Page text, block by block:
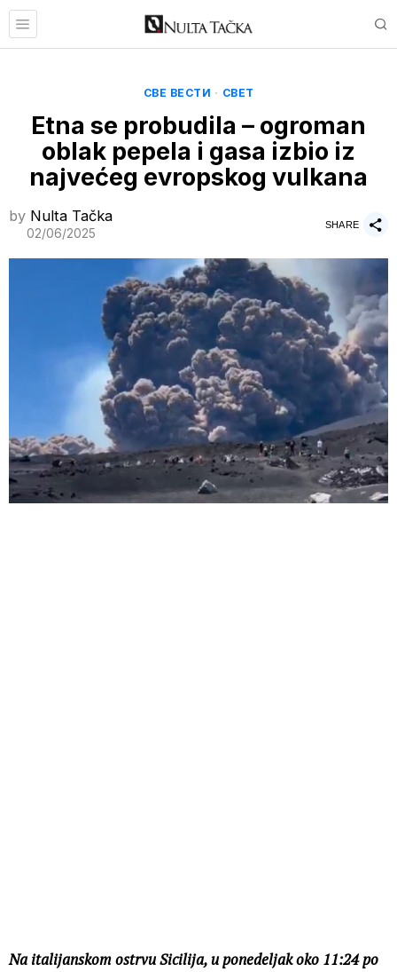
СВЕ ВЕСТИ · СВЕТ
Etna se probudila – ogroman
oblak pepela i gasa izbio iz
najvećeg evropskog vulkana
by Nulta Tačka
02/06/2025
SHARE
Na italijanskom ostrvu Sicilija, u ponedeljak oko 11:24 po